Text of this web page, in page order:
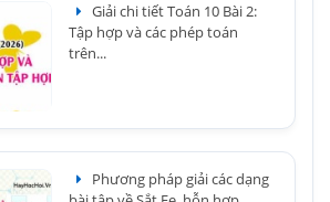
Giải chi tiết Toán 10 Bài 2:
Tập hợp và các phép toán
trên...
Phương pháp giải các dạng